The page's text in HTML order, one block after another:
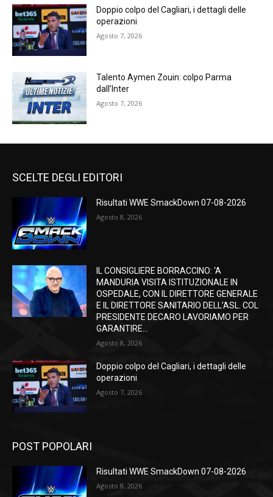
Doppio colpo del Cagliari, i dettagli delle
operazioni
Agosto 7, 2026
Talento Aymen Zouin: colpo Parma
dall’Inter
Agosto 7, 2026
SCELTE DEGLI EDITORI
Risultati WWE SmackDown 07-08-2026
Agosto 8, 2026
IL CONSIGLIERE BORRACCINO: ‘A
MANDURIA VISITA ISTITUZIONALE IN
OSPEDALE, CON IL DIRETTORE GENERALE
E IL DIRETTORE SANITARIO DELL’ASL. COL
PRESIDENTE DECARO LAVORIAMO PER
GARANTIRE...
Agosto 8, 2026
Doppio colpo del Cagliari, i dettagli delle
operazioni
Agosto 7, 2026
POST POPOLARI
Risultati WWE SmackDown 07-08-2026
Agosto 8, 2026